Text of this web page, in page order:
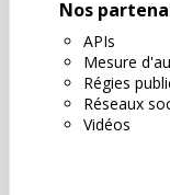
Nos
APIs
Mesure
Régies
Réseaux
Vidéos